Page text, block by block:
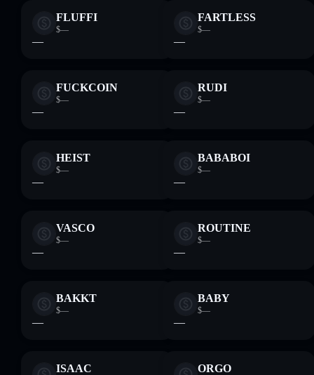
FLUFFI
$—
—
FARTLESS
$—
—
FUCKCOIN
$—
—
RUDI
$—
—
HEIST
$—
—
BABABOI
$—
—
VASCO
$—
—
ROUTINE
$—
—
BAKKT
$—
—
BABY
$—
—
ISAAC ORGO